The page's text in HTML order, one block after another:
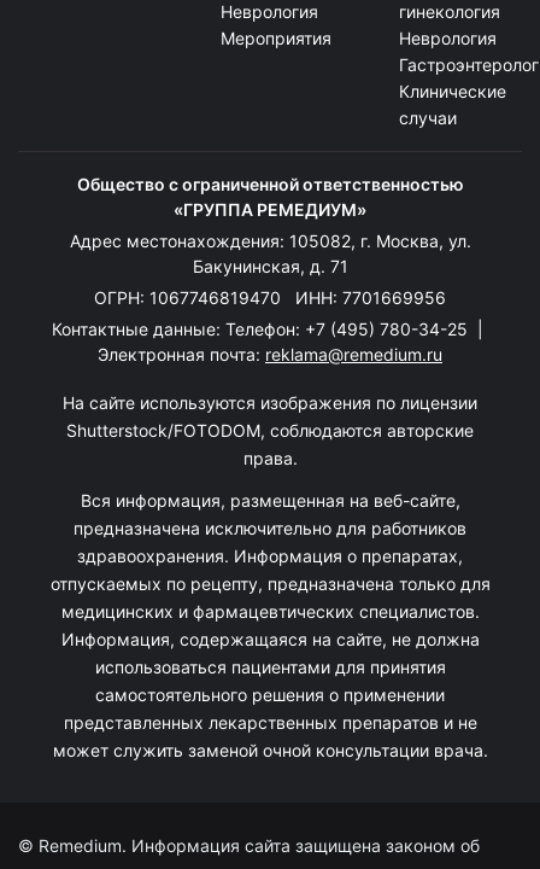
Неврология
Мероприятия
гинекология
Неврология
Клинические
случаи
Общество с ограниченной ответственностью
«ГРУППА РЕМЕДИУМ»
Адрес местонахождения: 105082, г. Москва, ул.
Бакунинская, д. 71
ОГРН: 1067746819470 ИНН: 7701669956
Контактные данные: Телефон: +7 (495) 780-34-25
Электронная почта: reklama@remedium.ru
На сайте используются изображения по лицензии
Shutterstock/FOTODOM, соблюдаются авторские
права.
Вся информация, размещенная на веб-сайте,
предназначена исключительно для работников
здравоохранения. Информация о препаратах,
отпускаемых по рецепту, предназначена только для
медицинских и фармацевтических специалистов.
Информация, содержащаяся на сайте, не должна
использоваться пациентами для принятия
самостоятельного решения о применении
представленных лекарственных препаратов и не
может служить заменой очной консультации врача.
© Remedium. Информация сайта защищена законом об